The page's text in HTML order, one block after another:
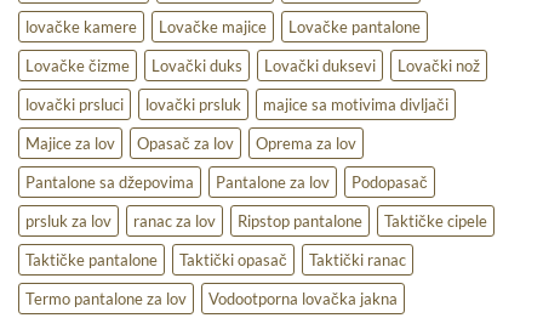
lovačke kamere
Lovačke majice
Lovačke pantalone
Lovačke čizme
Lovački duks Lovački duksevi
Lovački nož
lovački prsluci
lovački prsluk
majice sa motivima divljači
Majice za lov
Opasač za lov
Oprema za lov
Pantalone sa džepovima
Pantalone za lov
Podopasač
prsluk za lov
ranac za lov Ripstop pantalone
Taktičke cipele
Taktičke pantalone
Taktički opasač
Taktički ranac
Termo pantalone za lov
Vodootporna lovačka jakna